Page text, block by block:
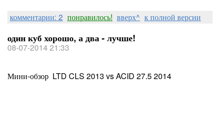
комментарии: 2 понравилось! вверх^ к полной версии
один куб хорошо, а два - лучше!
08-07-2014 21:33
Мини-обзор LTD CLS 2013 vs ACID 27.5 2014